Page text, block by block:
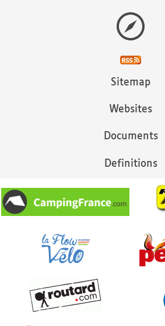
Sitemap
Websites
Documents
Definitions